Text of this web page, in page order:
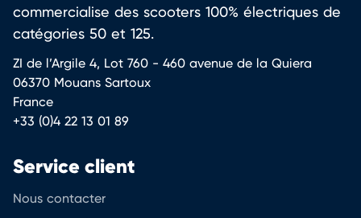
commercialise des scooters 100% électriques de
catégories 50 et 125.
ZI de l’Argile 4, Lot 760 - 460 avenue de la Quiera
06370 Mouans Sartoux
France
+33 (0)4 22 13 01 89
Service client
Nous contacter